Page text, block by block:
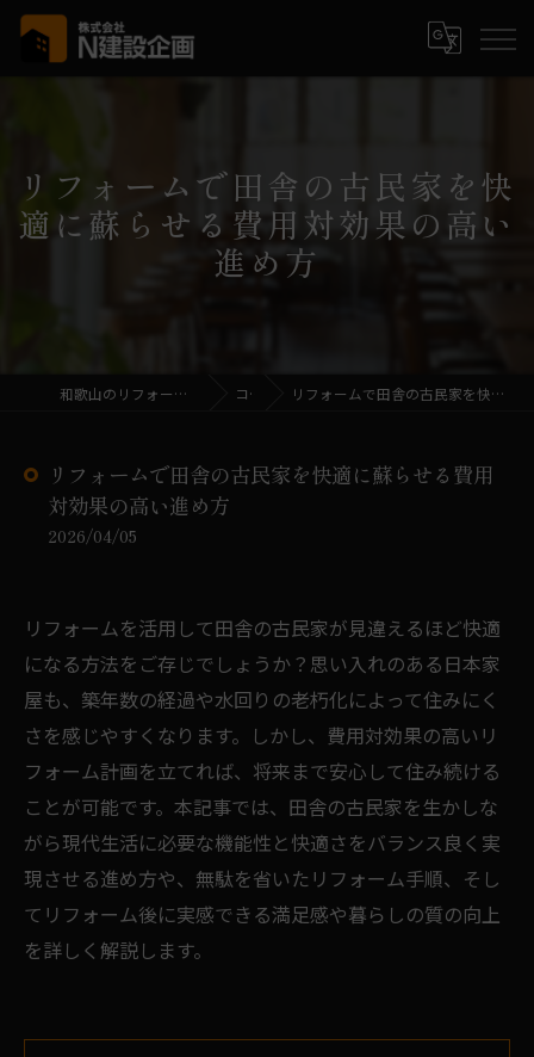
リフォームで田舎の古民家を快
適に蘇らせる費用対効果の高い
進め方
和歌山のリフォームなら株式会社N建設企画 コラム リフォームで田舎の古民家を快適に蘇らせる費用対効果の高い進め方
リフォームで田舎の古民家を快適に蘇らせる費用
対効果の高い進め方
2026/04/05
リフォームを活用して田舎の古民家が見違えるほど快適
になる方法をご存じでしょうか？思い入れのある日本家
屋も、築年数の経過や水回りの老朽化によって住みにく
さを感じやすくなります。しかし、費用対効果の高いリ
フォーム計画を立てれば、将来まで安心して住み続ける
ことが可能です。本記事では、田舎の古民家を生かしな
がら現代生活に必要な機能性と快適さをバランス良く実
現させる進め方や、無駄を省いたリフォーム手順、そし
てリフォーム後に実感できる満足感や暮らしの質の向上
を詳しく解説します。